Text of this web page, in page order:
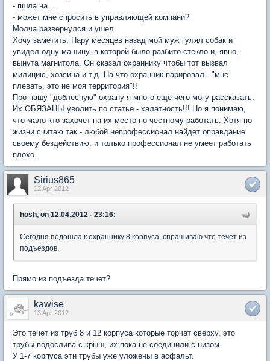
- пшла на ...
- может мне спросить в управляющей компани?
Молча развернулся и ушел.
Хочу заметить. Пару месяцев назад мой муж гулял собак и
увидел одну машину, в которой было разбито стекло и, явно,
вынута магнитола. Он сказал охраннику чтобы тот вызвал
милицию, хозяина и т.д. На что охранник парировал - "мне
плевать, это не моя территория"!!
Про нашу "доблесную" охрану я много еще чего могу рассказать.
Их ОБЯЗАНЫ уволить по статье - халатность!!! Но я понимаю,
что мало кто захочет на их место по честному работать. Хотя по
жизни считаю так - любой непрофессионал найдет оправдание
своему бездействию, и только профессионал не умеет работать
плохо.
Sirius865
12 Apr 2012
hosh, on 12.04.2012 - 23:16:
Сегодня подошла к охраннику 8 корпуса, спрашиваю что течет из
подъездов.
Прямо из подъезда течет?
kawise
13 Apr 2012
Это течет из труб 8 и 12 корпуса которые торчат сверху, это
трубы водослива с крыш, их пока не соединили с низом.
У 1-7 корпуса эти трубы уже уложены в асфальт.